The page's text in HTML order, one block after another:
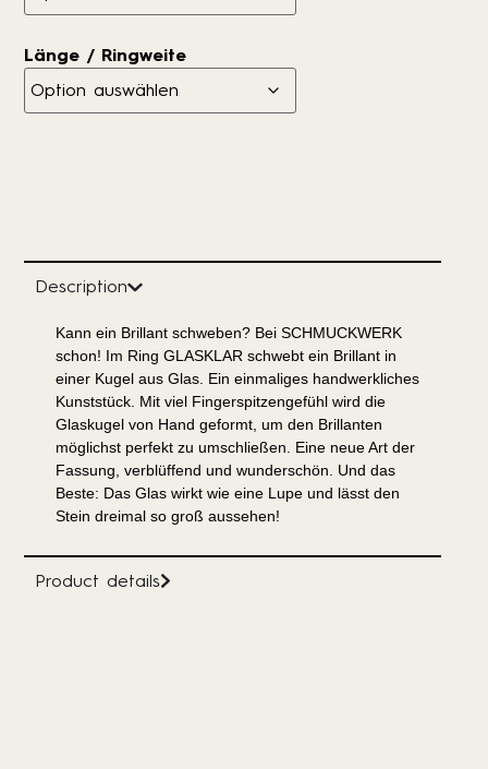
Länge / Ringweite
Description
Kann ein Brillant schweben? Bei SCHMUCKWERK
schon! Im Ring GLASKLAR schwebt ein Brillant in
einer Kugel aus Glas. Ein einmaliges handwerkliches
Kunststück. Mit viel Fingerspitzengefühl wird die
Glaskugel von Hand geformt, um den Brillanten
möglichst perfekt zu umschließen. Eine neue Art der
Fassung, verblüffend und wunderschön. Und das
Beste: Das Glas wirkt wie eine Lupe und lässt den
Stein dreimal so groß aussehen!
Product details